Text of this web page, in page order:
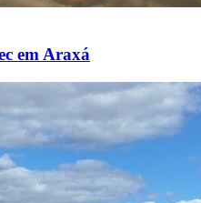
em Araxá